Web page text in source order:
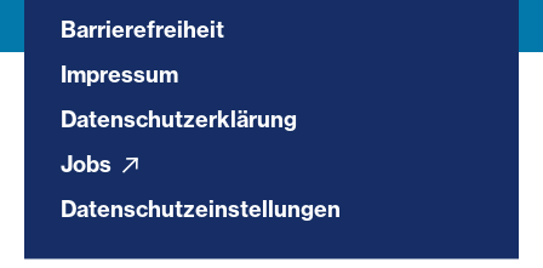
Barrierefreiheit
Impressum
Datenschutzerklärung
Jobs
Datenschutzeinstellungen